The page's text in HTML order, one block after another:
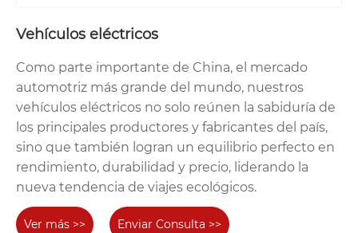
Vehículos eléctricos
Como parte importante de China, el mercado
automotriz más grande del mundo, nuestros
vehículos eléctricos no solo reúnen la sabiduría de
los principales productores y fabricantes del país,
sino que también logran un equilibrio perfecto en
rendimiento, durabilidad y precio, liderando la
nueva tendencia de viajes ecológicos.
Ver más >> Enviar Consulta >>